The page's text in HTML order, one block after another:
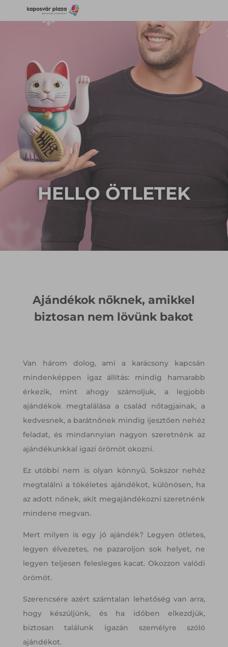
HELLO ÖTLETEK
Ajándékok nőknek, amikkel
biztosan nem lövünk bakot
Van három dolog, ami a karácsony kapcsán
mindenképpen igaz állítás: mindig hamarabb
érkezik, mint ahogy számoljuk, a legjobb
ajándékok megtalálása a család nőtagjainak, a
kedvesnek, a barátnőnek mindig ijesztően nehéz
feladat, és mindannyian nagyon szeretnénk az
ajándékunkkal igazi örömöt okozni.
Ez utóbbi nem is olyan könnyű. Sokszor nehéz
megtalálni a tökéletes ajándékot, különösen, ha
az adott nőnek, akit megajándékozni szeretnénk
mindene megvan.
Mert milyen is egy jó ajándék? Legyen ötletes,
legyen élvezetes, ne pazaroljon sok helyet, ne
legyen teljesen felesleges kacat. Okozzon valódi
örömöt.
Szerencsére azért számtalan lehetőség van arra,
hogy készüljünk, és ha időben elkezdjük,
biztosan találunk igazán személyre szóló
ajándékot.